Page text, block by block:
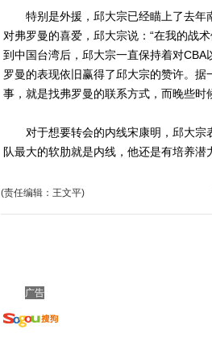
特别是外援，邱大宗已经瞄上了去年
对弗罗曼的喜爱，邱大宗说：“在我的战
到中国台湾后，邱大宗一直保持着对
罗曼的表现依旧赢得了邱大宗的赞许。
事，就是找弗罗曼的联系方式，而晚些时
对于想要转会的内线宋康明，邱大宗
队最大的软肋就是内线，他还是有培养潜
(责任编辑：王文平)
广告